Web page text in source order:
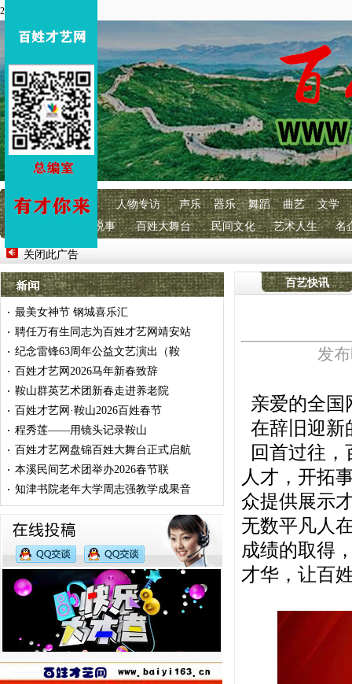
关闭此广告
2026年4月3 星期五
首页 百艺快讯 人物专访 声乐 器乐 舞蹈 曲艺
文学
百艺说事 百姓大舞台 民间文化 艺术人生 名
· 最美女神节 钢城喜乐汇
· 聘任万有生同志为百姓才艺网靖安站
· 纪念雷锋63周年公益文艺演出（鞍
· 百姓才艺网2026马年新春致辞
· 鞍山群英艺术团新春走进养老院
· 百姓才艺网·鞍山2026百姓春节
· 程秀莲——用镜头记录鞍山
· 百姓才艺网盘锦百姓大舞台正式启航
· 本溪民间艺术团举办2026春节联
· 知津书院老年大学周志强教学成果音
百艺快讯
发
亲爱的全国
在辞旧迎新
回首过往，
人才，开拓
众提供展示
无数平凡人
成绩的取得
才华，让百